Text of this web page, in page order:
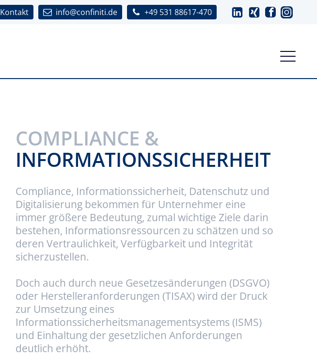
Kontakt info@confiniti.de +49 531 88617-470
COMPLIANCE &
INFORMATIONSSICHERHEIT
Compliance, Informationssicherheit, Datenschutz und
Digitalisierung bekommen für Unternehmer eine
immer größere Bedeutung, zumal wichtige Ziele darin
bestehen, Informationsressourcen zu schätzen und so
deren Vertraulichkeit, Verfügbarkeit und Integrität
sicherzustellen.
Doch auch durch neue Gesetzesänderungen (DSGVO)
oder Herstelleranforderungen (TISAX) wird der Druck
zur Umsetzung eines
Informationssicherheitsmanagementsystems (ISMS)
und Einhaltung der gesetzlichen Anforderungen
deutlich erhöht.